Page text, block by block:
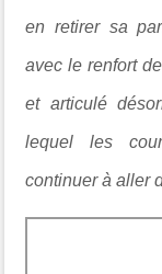
en retirer sa
avec le renfort
et articulé
lequel les
continuer à aller